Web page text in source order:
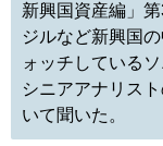
新興国資産編」
ジルなど新興国
ォッチしている
シニアアナリス
いて聞いた。